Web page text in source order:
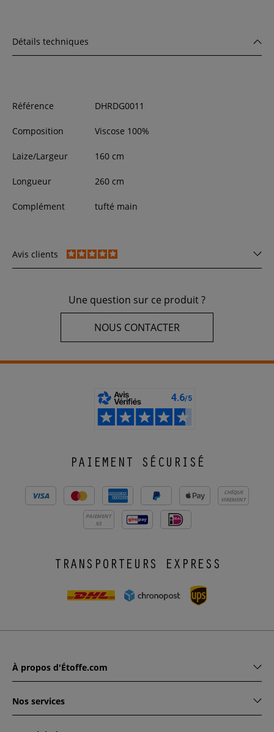
Détails techniques
Référence DHRDG0011
Composition Viscose 100%
Laize/Largeur 160cm
Longueur 260cm
Complément tufté main
Avis clients
Une question sur ce produit ?
NOUS CONTACTER
PAIEMENT SÉCURISÉ
CHÈQUE
VIREMENT
PAIEMENT
X3
TRANSPORTEURS EXPRESS
À propos d'Étoffe.com
Nos services